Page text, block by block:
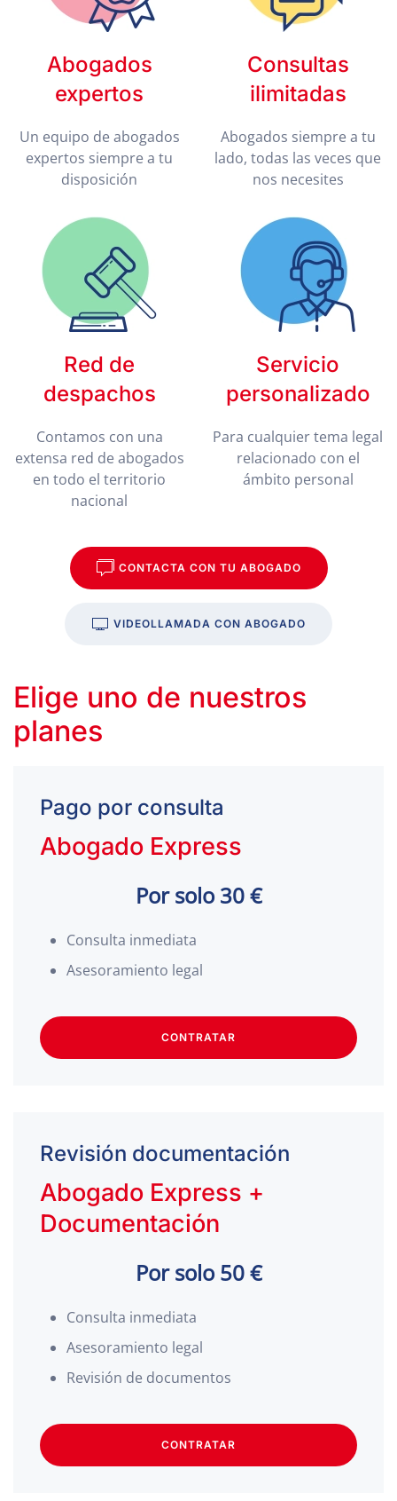
Abogados
expertos
Un equipo de abogados
expertos siempre a tu
disposición
Consultas
ilimitadas
Abogados siempre a tu
lado, todas las veces que
nos necesites
Red de
despachos
Contamos con una
extensa red de abogados
en todo el territorio
nacional
Servicio
personalizado
Para cualquier tema legal
relacionado con el
ámbito personal
CONTACTA CON TU ABOGADO
VIDEOLLAMADA CON ABOGADO
Elige uno de nuestros
planes
Pago por consulta
Abogado Express
Por solo 30 €
Consulta inmediata
Asesoramiento legal
CONTRATAR
Revisión documentación
Abogado Express +
Documentación
Por solo 50 €
Consulta inmediata
Asesoramiento legal
Revisión de documentos
CONTRATAR